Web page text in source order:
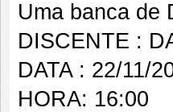
Uma banca de
DISCENTE :
DATA : 22/11/
HORA: 16:00